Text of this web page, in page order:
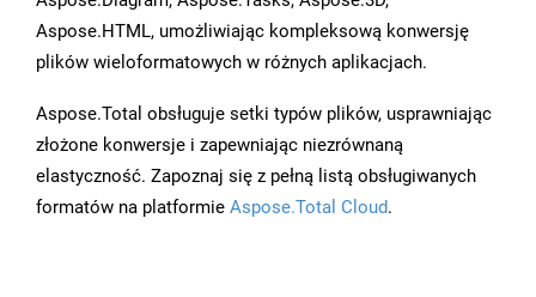
Aspose.HTML, umożliwiając kompleksową konwersję
plików wieloformatowych w różnych aplikacjach.
Aspose.Total obsługuje setki typów plików, usprawniając
złożone konwersje i zapewniając niezrównaną
elastyczność. Zapoznaj się z pełną listą obsługiwanych
formatów na platformie Aspose.Total Cloud.